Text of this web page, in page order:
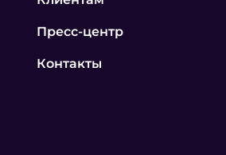
Пресс-центр
Контакты